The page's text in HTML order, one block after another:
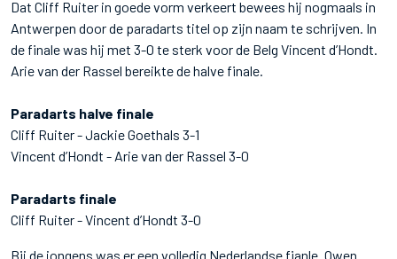
Dat Cliff Ruiter in goede vorm verkeert bewees hij nogmaals in
Antwerpen door de paradarts titel op zijn naam te schrijven. In
de finale was hij met 3-0 te sterk voor de Belg Vincent d’Hondt.
Arie van der Rassel bereikte de halve finale.
Paradarts halve finale
Cliff Ruiter - Jackie Goethals 3-1
Vincent d’Hondt - Arie van der Rassel 3-0
Paradarts finale
Cliff Ruiter - Vincent d’Hondt 3-0
Bij de jongens was er een volledig Nederlandse fianle. Owen